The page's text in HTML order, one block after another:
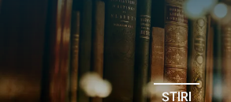
Despre Facultate
ȘTIRI